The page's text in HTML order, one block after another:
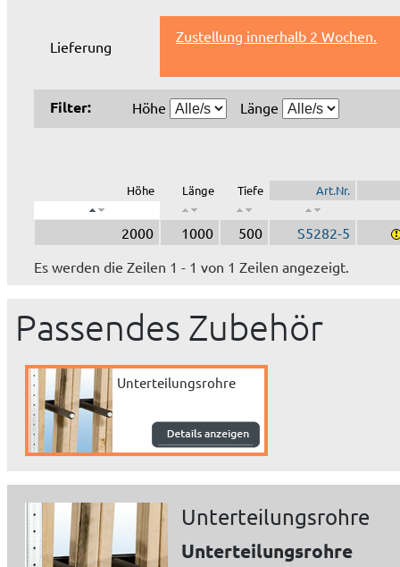
Lieferung
Zustellung innerhalb 2 Wochen.
Filter: Höhe Länge
Höhe Länge Tiefe Art.Nr.
2000 1000 500
S5282-5
Es werden die Zeilen 1 - 1 von 1 Zeilen angezeigt.
Passendes Zubehör
Unterteilungsrohre
Unterteilungsrohre
Unterteilungsrohre